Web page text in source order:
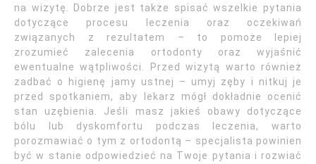
na wizytę. Dobrze jest także spisać wszelkie pytania
dotyczące procesu leczenia oraz oczekiwań
związanych z rezultatem – to pomoże lepiej
zrozumieć zalecenia ortodonty oraz wyjaśnić
ewentualne wątpliwości. Przed wizytą warto również
zadbać o higienę jamy ustnej – umyj zęby i nitkuj je
przed spotkaniem, aby lekarz mógł dokładnie ocenić
stan uzębienia. Jeśli masz jakieś obawy dotyczące
bólu lub dyskomfortu podczas leczenia, warto
porozmawiać o tym z ortodontą – specjalista powinien
być w stanie odpowiedzieć na Twoje pytania i rozwiać